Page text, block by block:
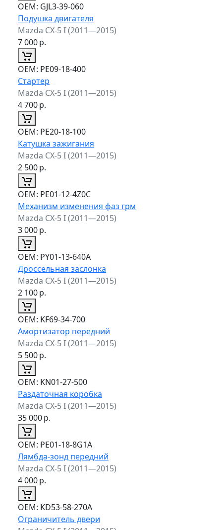
ОЕМ: GJL3-39-060
Подушка двигателя
Mazda CX-5 I (2011—2015)
7 000р.
ОЕМ: PE09-18-400
Стартер
Mazda CX-5 I (2011—2015)
4 700р.
ОЕМ: PE20-18-100
Катушка зажигания
Mazda CX-5 I (2011—2015)
2 500р.
ОЕМ: PE01-12-4Z0C
Механизм изменения фаз грм
Mazda CX-5 I (2011—2015)
3 000р.
ОЕМ: PY01-13-640A
Дроссельная заслонка
Mazda CX-5 I (2011—2015)
2 100р.
ОЕМ: KF69-34-700
Амортизатор передний
Mazda CX-5 I (2011—2015)
5 500р.
ОЕМ: KN01-27-500
Раздаточная коробка
Mazda CX-5 I (2011—2015)
35 000р.
ОЕМ: PE01-18-8G1A
Лямбда-зонд передний
Mazda CX-5 I (2011—2015)
4 000р.
ОЕМ: KD53-58-270A
Ограничитель двери